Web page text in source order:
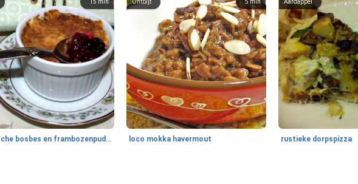
15 min
Russische bosbes en frambozenpudding
5min
Ontbijt
loco mokka havermout
Aardappel
rustieke dorpspizza